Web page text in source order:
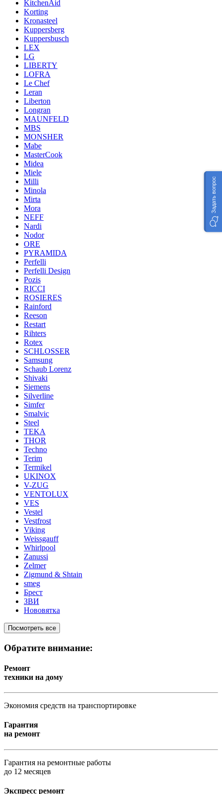
KitchenAid
Korting
Kronasteel
Kuppersberg
Kuppersbusch
LEX
LG
LIBERTY
LOFRA
Le Chef
Leran
Liberton
Longran
MAUNFELD
MBS
MONSHER
Mabe
MasterCook
Midea
Miele
Milli
Minola
Mirta
Mora
NEFF
Nardi
Nodor
ORE
PYRAMIDA
Perfelli
Perfelli Design
Pozis
RICCI
ROSIERES
Rainford
Reeson
Restart
Rihters
Rotex
SCHLOSSER
Samsung
Schaub Lorenz
Shivaki
Siemens
Silverline
Simfer
Smalvic
Steel
TEKA
THOR
Techno
Terim
Termikel
UKINOX
V-ZUG
VENTOLUX
VES
Vestel
Vestfrost
Viking
Weissgauff
Whirlpool
Zanussi
Zelmer
Zigmund & Shtain
smeg
Брест
ЗВИ
Нововятка
Посмотреть все
Обратите внимание:
Ремонт
техники на дому
Экономия средств на транспортировке
Гарантия
на ремонт
Гарантия на ремонтные работы
до 12 месяцев
Экспресс ремонт
Задать вопрос